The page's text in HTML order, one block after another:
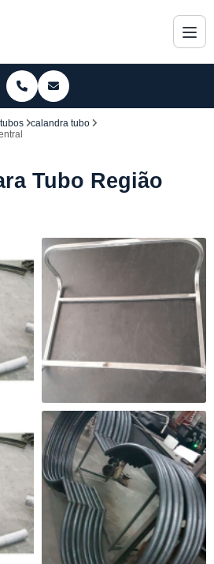
calandra tubo
Tubo Região